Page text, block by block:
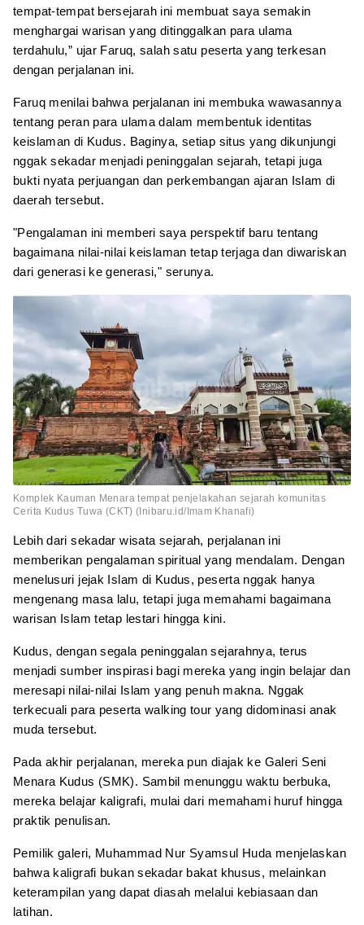
tempat-tempat bersejarah ini membuat saya semakin
menghargai warisan yang ditinggalkan para ulama
terdahulu,” ujar Faruq, salah satu peserta yang terkesan
dengan perjalanan ini.
Faruq menilai bahwa perjalanan ini membuka wawasannya
tentang peran para ulama dalam membentuk identitas
keislaman di Kudus. Baginya, setiap situs yang dikunjungi
nggak sekadar menjadi peninggalan sejarah, tetapi juga
bukti nyata perjuangan dan perkembangan ajaran Islam di
daerah tersebut.
"Pengalaman ini memberi saya perspektif baru tentang
bagaimana nilai-nilai keislaman tetap terjaga dan diwariskan
dari generasi ke generasi," serunya.
Komplek Kauman Menara tempat penjelakahan sejarah komunitas
Cerita Kudus Tuwa (CKT) (Inibaru.id/Imam Khanafi)
Lebih dari sekadar wisata sejarah, perjalanan ini
memberikan pengalaman spiritual yang mendalam. Dengan
menelusuri jejak Islam di Kudus, peserta nggak hanya
mengenang masa lalu, tetapi juga memahami bagaimana
warisan Islam tetap lestari hingga kini.
Kudus, dengan segala peninggalan sejarahnya, terus
menjadi sumber inspirasi bagi mereka yang ingin belajar dan
meresapi nilai-nilai Islam yang penuh makna. Nggak
terkecuali para peserta walking tour yang didominasi anak
muda tersebut.
Pada akhir perjalanan, mereka pun diajak ke Galeri Seni
Menara Kudus (SMK). Sambil menunggu waktu berbuka,
mereka belajar kaligrafi, mulai dari memahami huruf hingga
praktik penulisan.
Pemilik galeri, Muhammad Nur Syamsul Huda menjelaskan
bahwa kaligrafi bukan sekadar bakat khusus, melainkan
keterampilan yang dapat diasah melalui kebiasaan dan
latihan.